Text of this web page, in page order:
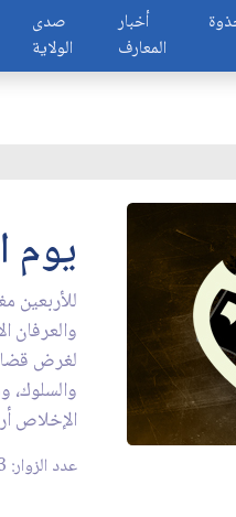
صدى
الولاية
أخبار
المعارف
يوم
للأربعين
والعرفان
لغرض
والسلوك،
الإخلاص
عدد الزوار: 4203